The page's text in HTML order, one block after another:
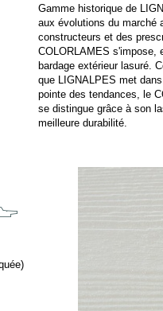
Gamme historique de
aux évolutions du marché
constructeurs et des
COLORLAMES s'impose,
bardage extérieur lasuré.
que LIGNALPES met
pointe des tendances, le
se distingue grâce à son
meilleure durabilité.